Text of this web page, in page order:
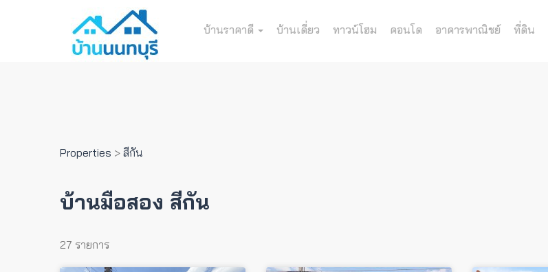
บ้านราคาดี บ้านเดี่ยว ทาวน์โฮม คอนโด อาคารพาณิชย์ ที่ดิน
Properties > สีกัน
บ้านมือสอง สีกัน
27 รายการ